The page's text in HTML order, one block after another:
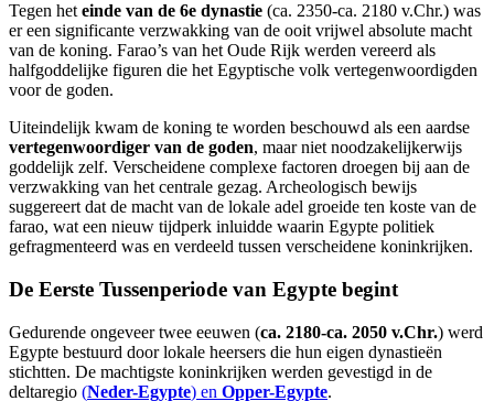
Tegen het einde van de 6e dynastie (ca. 2350-ca. 2180 v.Chr.) was
er een significante verzwakking van de ooit vrijwel absolute macht
van de koning. Farao’s van het Oude Rijk werden vereerd als
halfgoddelijke figuren die het Egyptische volk vertegenwoordigden
voor de goden.
Uiteindelijk kwam de koning te worden beschouwd als een aardse
vertegenwoordiger van de goden, maar niet noodzakelijkerwijs
goddelijk zelf. Verscheidene complexe factoren droegen bij aan de
verzwakking van het centrale gezag. Archeologisch bewijs
suggereert dat de macht van de lokale adel groeide ten koste van de
farao, wat een nieuw tijdperk inluidde waarin Egypte politiek
gefragmenteerd was en verdeeld tussen verscheidene koninkrijken.
De Eerste Tussenperiode van Egypte begint
Gedurende ongeveer twee eeuwen (ca. 2180-ca. 2050 v.Chr.) werd
Egypte bestuurd door lokale heersers die hun eigen dynastieën
stichtten. De machtigste koninkrijken werden gevestigd in de
deltaregio (Neder-Egypte) en Opper-Egypte.